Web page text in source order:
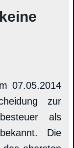
07.05.2014
zur
als
Die